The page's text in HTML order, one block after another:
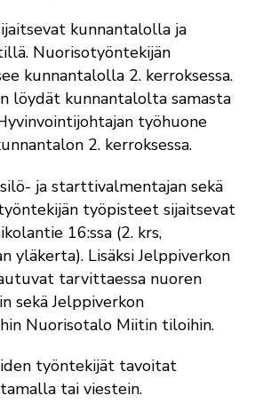
kunnantalolla ja
Nuorisotyöntekijän
kunnantalolla 2. kerroksessa.
löydät kunnantalolta samasta
työhuone
2. kerroksessa.
ja starttivalmentajan sekä
työpisteet sijaitsevat
16:ssa (2. krs,
yläkerta). Lisäksi Jelppiverkon
tarvittaessa nuoren
sekä Jelppiverkon
Nuorisotalo Miitin tiloihin.
työntekijät tavoitat
tai viestein.